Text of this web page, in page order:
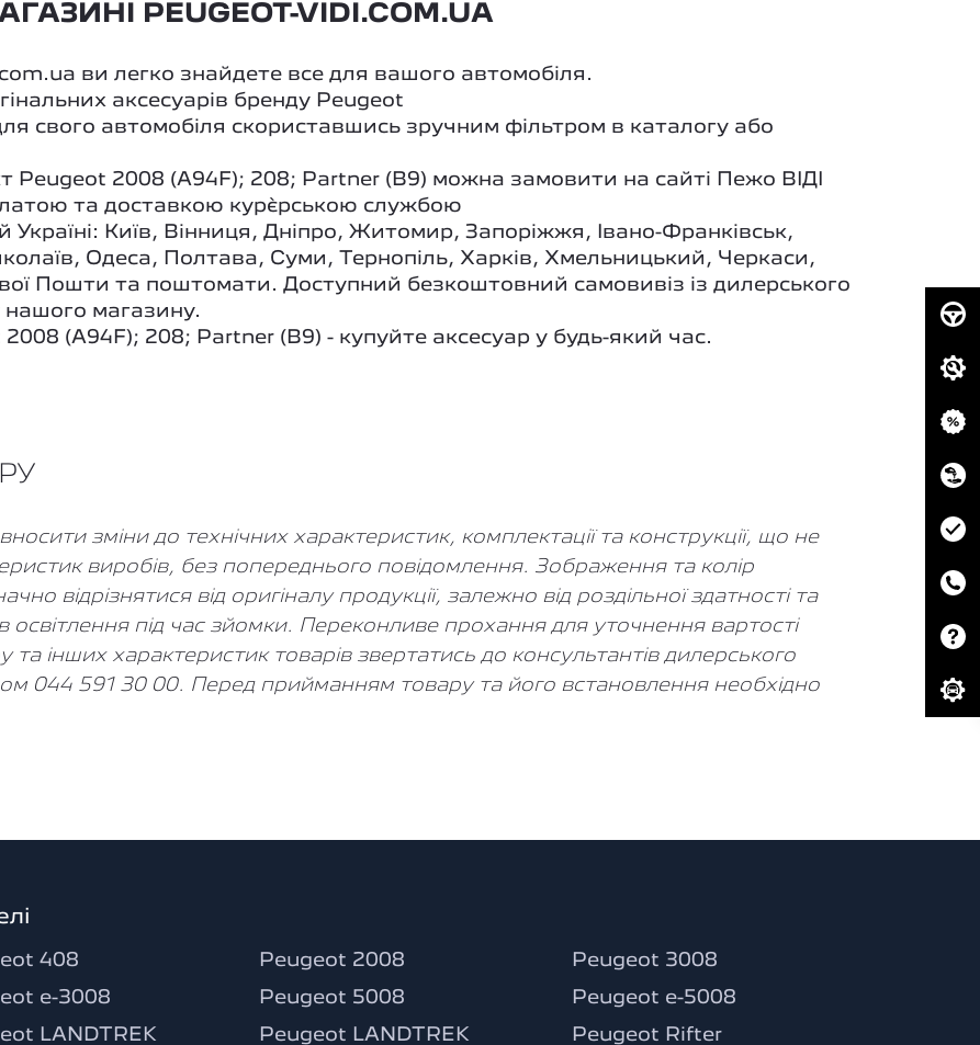
PEUGEOT-VIDI.COM.UA
ви легко знайдете все для вашого автомобіля.
аксесуарів бренду Peugeot
свого автомобіля скориставшись зручним фільтром в каталогу або
Peugeot 2008 (A94F); 208; Partner (B9) можна замовити на сайті Пежо ВІДІ
та доставкою кур`єрською службою
Україні: Київ, Вінниця, Дніпро, Житомир, Запоріжжя, Івано-Франківськ,
Одеса, Полтава, Суми, Тернопіль, Харків, Хмельницький, Черкаси,
Пошти та поштомати. Доступний безкоштовний самовивіз із дилерського
магазину.
(A94F); 208; Partner (B9) - купуйте аксесуар у будь-який час.
зміни до технічних характеристик, комплектації та конструкції, що не
виробів, без попереднього повідомлення. Зображення та колір
відрізнятися від оригіналу продукції, залежно від роздільної здатності та
під час зйомки. Переконливе прохання для уточнення вартості
та інших характеристик товарів звертатись до консультантів дилерського
044 591 30 00. Перед прийманням товару та його встановлення необхідно
408 Peugeot 2008 Peugeot 3008
e-3008 Peugeot 5008 Peugeot e-5008
LANDTREK
Peugeot LANDTREK
Peugeot Rifter